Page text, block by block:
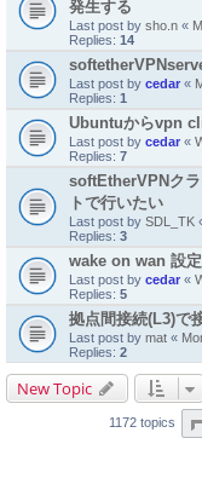
発生する
Last post by sho.n «
Replies: 14
Last post by cedar «
Replies: 1
Ubuntuからvpn
Last post by cedar «
Replies: 7
softEtherVPNク
トで行いたい
Last post by SDL_TK
Replies: 3
wake on wan 設定
Last post by cedar «
Replies: 5
拠点間接続(L3)で
Last post by mat «
Replies: 2
New Topic
1172 topics